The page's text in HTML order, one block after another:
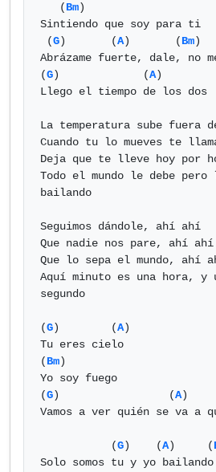
   (
Bm)
Sintiendo que soy para ti
(G)       (A)       (Bm)
Abrázame fuerte, dale, no
(G)             (A)
Llego el tiempo de los dos
La temperatura sube fuera
Cuando tu lo mueves te
Deja que te lleve hoy por
Todo el mundo le debe pero
bailando
Seguimos dándole, ahí ahí
Que nadie nos pare, ahí ahí
Que lo sepa el mundo, ahí
Aquí minuto es una hora, y
segundo
(G)        (A)
Tu eres cielo
(Bm)
Yo soy fuego
(G)                 (A)
Vamos a ver quién se va a
           (
G)    (A)     (
Solo somos tu y yo